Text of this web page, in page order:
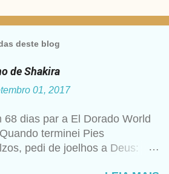
deste blog
de Shakira
01, 2017
68 dias par a El Dorado World
terminei Pies
pedi de joelhos a Deus: